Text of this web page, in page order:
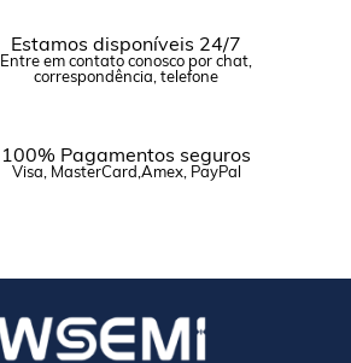
Estamos disponíveis 24/7
Entre em contato conosco por chat,
correspondência, telefone
100% Pagamentos seguros
Visa, MasterCard,Amex, PayPal